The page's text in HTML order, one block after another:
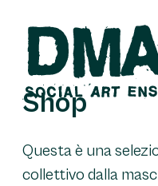
content
DMAV
Shop
Questa è una
collettivo dalla